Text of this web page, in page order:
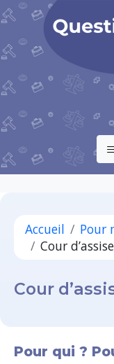
Accueil
Pour
Cour
Cour
Pour qui ?